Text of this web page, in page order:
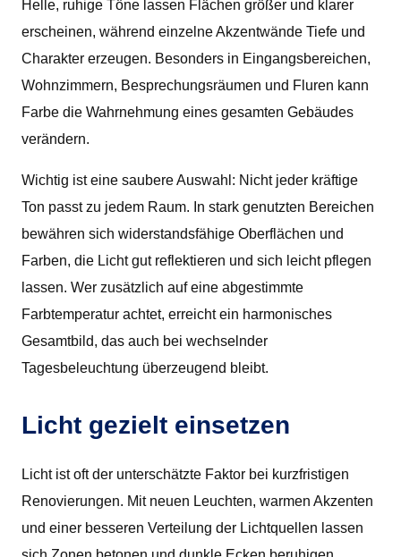
Helle, ruhige Töne lassen Flächen größer und klarer
erscheinen, während einzelne Akzentwände Tiefe und
Charakter erzeugen. Besonders in Eingangsbereichen,
Wohnzimmern, Besprechungsräumen und Fluren kann
Farbe die Wahrnehmung eines gesamten Gebäudes
verändern.
Wichtig ist eine saubere Auswahl: Nicht jeder kräftige
Ton passt zu jedem Raum. In stark genutzten Bereichen
bewähren sich widerstandsfähige Oberflächen und
Farben, die Licht gut reflektieren und sich leicht pflegen
lassen. Wer zusätzlich auf eine abgestimmte
Farbtemperatur achtet, erreicht ein harmonisches
Gesamtbild, das auch bei wechselnder
Tagesbeleuchtung überzeugend bleibt.
Licht gezielt einsetzen
Licht ist oft der unterschätzte Faktor bei kurzfristigen
Renovierungen. Mit neuen Leuchten, warmen Akzenten
und einer besseren Verteilung der Lichtquellen lassen